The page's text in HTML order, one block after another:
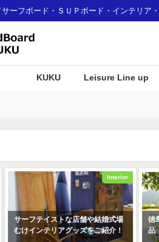
ーフボード・ＳＵＰボード・インテリア
KUKU Leisure Line up
Interior
な店舗や結婚式場
グッズをご紹介！
徳島県那賀町のふる
品（WoodBoard